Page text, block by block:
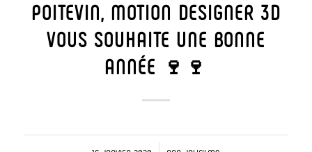
POITEVIN, MOTION DESIGNER 3D
VOUS SOUHAITE UNE BONNE
ANNÉE 🍷🍷